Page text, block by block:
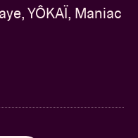
YÔKAÏ, Maniac